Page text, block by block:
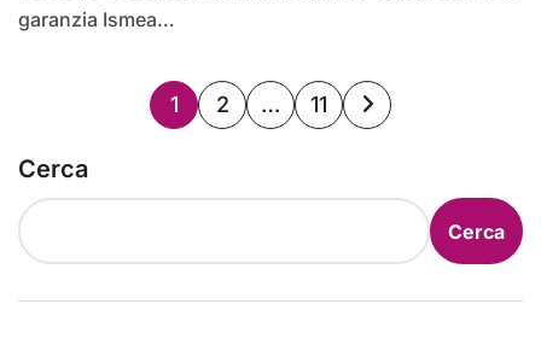
garanzia Ismea…
Paginazione
1 2 … 11
Cerca
Cerca